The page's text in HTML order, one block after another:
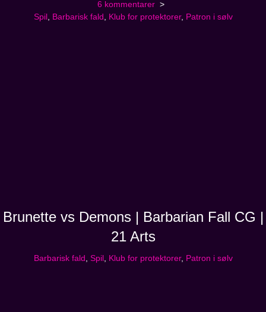
6 kommentarer
Spil
Barbarisk fald Klub for protektorer, Patron i sølv
Brunette vs Demons | Barbarian Fall CG |
21 Arts
Barbarisk fald , Spil , Klub for protektorer, Patron i sølv